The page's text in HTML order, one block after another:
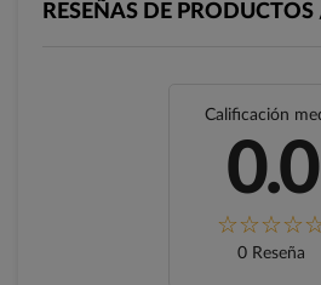
RESEÑAS DE
Calificación
0.0
0 Reseña